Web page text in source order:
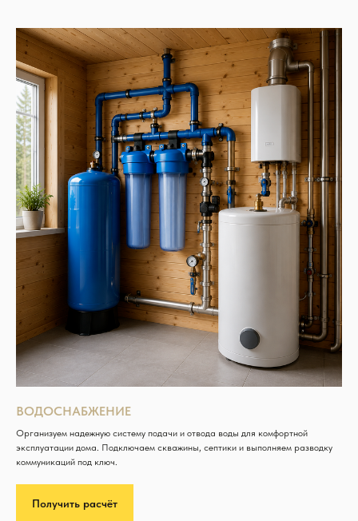
ВОДОСНАБЖЕНИЕ
Организуем надежную систему подачи и отвода воды для комфортной
эксплуатации дома. Подключаем скважины, септики и выполняем разводку
коммуникаций под ключ.
Получить расчёт